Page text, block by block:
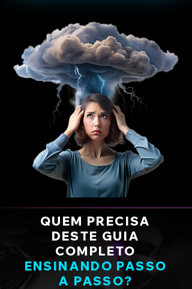
QUEM PRECISA
DESTE GUIA
COMPLETO
ENSINANDO PASSO
A PASSO?